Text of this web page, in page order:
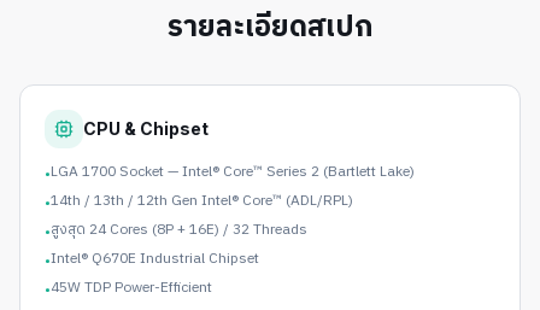
รายละเอียดสเปก
CPU & Chipset
•LGA 1700 Socket — Intel® Core™ Series 2 (Bartlett Lake)
•14th / 13th / 12th Gen Intel® Core™ (ADL/RPL)
•สูงสุด 24 Cores (8P + 16E) / 32 Threads
•Intel® Q670E Industrial Chipset
•45W TDP Power-Efficient